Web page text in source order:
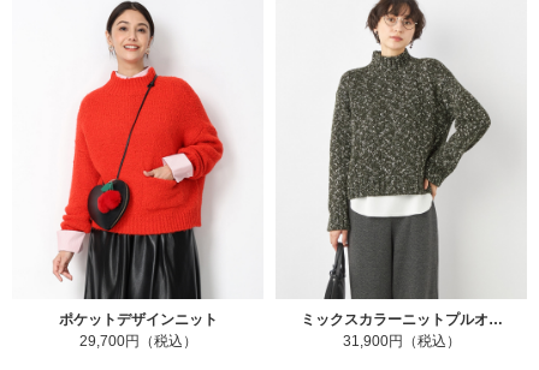
ポケットデザインニット
29,700円（税込）
ミックスカラーニットプルオ…
31,900円（税込）